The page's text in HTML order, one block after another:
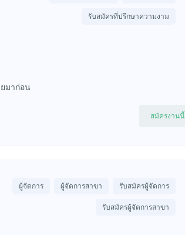
รับสมัครที่ปรึกษาความงาม
มาก่อน
สมัครงานนี้
ผู้จัดการ ผู้จัดการสาขา รับสมัครผู้จัดการ
รับสมัครผู้จัดการสาขา